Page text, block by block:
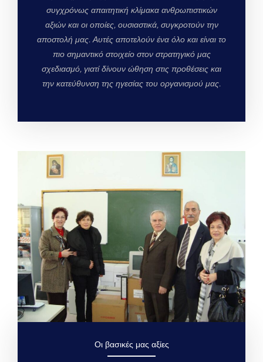
συγχρόνως απαιτητική κλίμακα ανθρωπιστικών
αξιών και οι οποίες, ουσιαστικά, συγκροτούν την
αποστολή μας. Αυτές αποτελούν ένα όλο και είναι το
πιο σημαντικό στοιχείο στον στρατηγικό μας
σχεδιασμό, γιατί δίνουν ώθηση στις προθέσεις και
την κατεύθυνση της ηγεσίας του οργανισμού μας.
Οι βασικές μας αξίες